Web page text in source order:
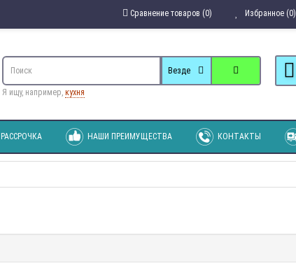
Избранное (0)
Сравнение товаров (0)
Везде
Я ищу, например, кухня
РАССРОЧКА НАШИ ПРЕИМУЩЕСТВА КОНТАКТЫ